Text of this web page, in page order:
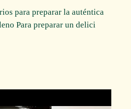
para preparar la auténtica
Para preparar un delici